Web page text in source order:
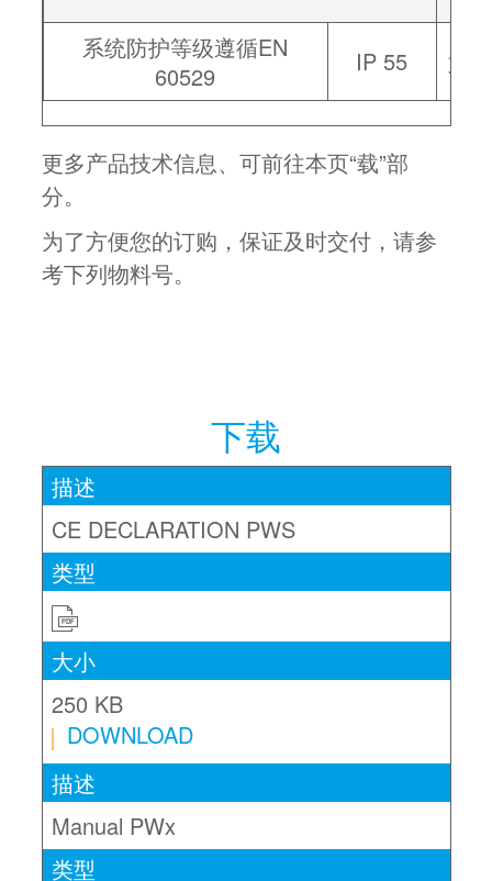
系统防护等级遵循EN
60529
IP 55 如
更多产品技术信息、可前往本页“载”部
分。
为了方便您的订购，保证及时交付，请参
考下列物料号。
下载
CE DECLARATION PWS
PDF
250 KB
DOWNLOAD
Manual PWx